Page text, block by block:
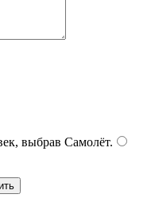
выбрав Самолёт.